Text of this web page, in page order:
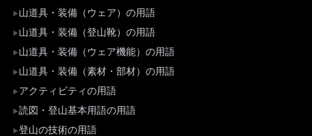
山道具・装備（ウェア）の用語
山道具・装備（登山靴）の用語
山道具・装備（ウェア機能）の用語
山道具・装備（素材・部材）の用語
アクティビティの用語
読図・登山基本用語の用語
登山の技術の用語